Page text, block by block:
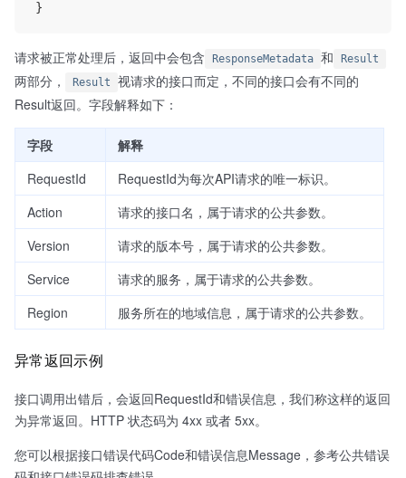
请求被正常处理后，返回中会包含 ResponseMetadata 和 Result
两部分， Result
视请求的接口而定，不同的接口会有不同的
Result返回。字段解释如下：
字段
解释
RequestId
RequestId为每次API请求的唯一标识。
Action
请求的接口名，属于请求的公共参数。
Version
请求的版本号，属于请求的公共参数。
Service
请求的服务，属于请求的公共参数。
Region
服务所在的地域信息，属于请求的公共参数。
异常返回示例
接口调用出错后，会返回RequestId和错误信息，我们称这样的返回
为异常返回。HTTP 状态码为 4xx 或者 5xx。
您可以根据接口错误代码Code和错误信息Message，参考公共错误